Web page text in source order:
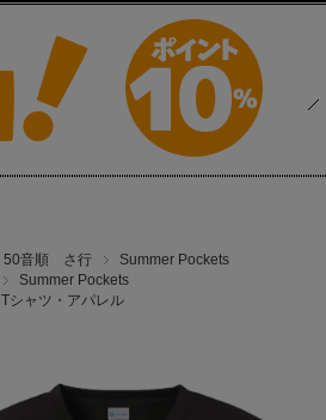
50音順 さ行
Summer Pockets
Summer Pockets
Tシャツ・アパレル